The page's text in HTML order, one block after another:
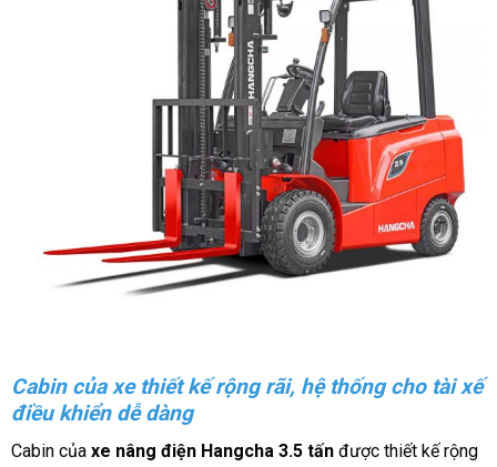
Cabin của xe thiết kế rộng rãi, hệ thống cho tài xế
điều khiển dễ dàng
Cabin củaxe nâng điện Hangcha 3.5 tấnđược thiết kế rộng